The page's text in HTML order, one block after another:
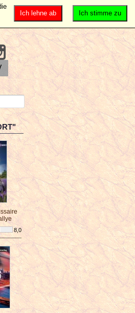
8,0
Ich stimme zu
Ich lehne ab